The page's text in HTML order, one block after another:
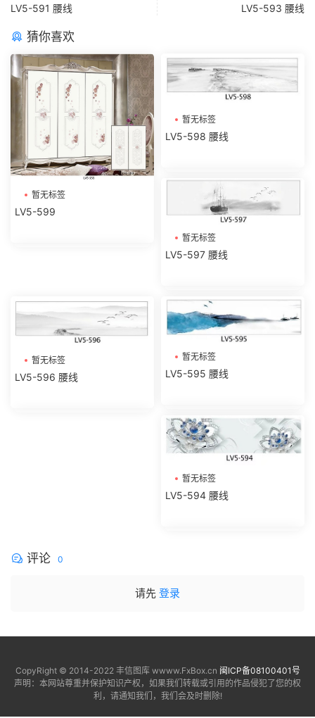
LV5-591 腰线 LV5-593 腰线
猜你喜欢
暂无标签
LV5-599
暂无标签
LV5-598 腰线
暂无标签
LV5-597 腰线
暂无标签
LV5-596 腰线
暂无标签
LV5-595 腰线
暂无标签
LV5-594 腰线
评论 0
请先 登录
CopyRight © 2014-2022 丰信图库 wwww.FxBox.cn 闽ICP备08100401号
声明：本网站尊重并保护知识产权，如果我们转载或引用的作品侵犯了您的权
利，请通知我们，我们会及时删除!